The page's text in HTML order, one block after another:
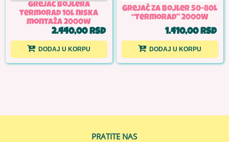
grejač bojlera
termorad 10l niska
montaža 2000w
2.440,00 RSD
DODAJ U KORPU
Grejač za bojler 50-80L
“termorad” 2000W
1.410,00 RSD
DODAJ U KORPU
PRATITE NAS